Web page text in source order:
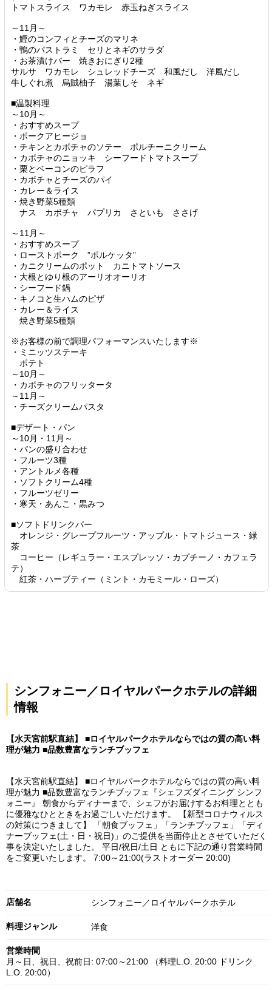
トマトスライス ワカモレ 赤玉ねぎスライス
～11月～
・鰹のコンフィとチーズのマリネ
・鴨のパストラミ セリとネギのサラダ
・お茶漬けバー 焼きおにぎり2種
サルサ ワカモレ シュレッドチーズ 和風だし 洋風だし
牛しぐれ煮 烏賊柚子 湯葉しそ ネギ
■温製料理
～10月～
・おすすめスープ
・ポークアヒージョ
・チキンとカボチャのソテー ポルチーニクリーム
・カボチャのニョッキ シーフードトマトスープ
・栗とベーコンのピラフ
・カボチャとチーズのパイ
・カレー＆ライス
・焼き野菜5種類
ナス カボチャ パプリカ さといも ささげ
～11月～
・おすすめスープ
・ローストポーク ”ポルケッタ”
・カニクリームのポット カニトマトソース
・大根とゆり根のアーリオオーリオ
・シーフード鍋
・キノコと生ハムのピザ
・カレー＆ライス
焼き野菜5種類
※お客様の前で調理パフォーマンスいたします※
・ミニッツステーキ
ポテト
～10月～
・カボチャのフリッタータ
～11月～
・チーズクリームパスタ
■デザート・パン
～10月・11月～
・パンの盛り合わせ
・フルーツ3種
・アントルメ各種
・ソフトクリーム4種
・フルーツゼリー
・寒天・あんこ・黒みつ
■ソフトドリンクバー
オレンジ・グレープフルーツ・アップル・トマトジュース・緑
茶
コーヒー（レギュラー・エスプレッソ・カプチーノ・カフェラ
テ）
紅茶・ハーブティー（ミント・カモミール・ローズ）
シンフォニー／ロイヤルパークホテルの詳細
情報
【水天宮前駅直結】 ■ロイヤルパークホテルならではの質の高い料
理が魅力 ■品数豊富なランチブッフェ
【水天宮前駅直結】 ■ロイヤルパークホテルならではの質の高い料
理が魅力 ■品数豊富なランチブッフェ『シェフズダイニング シンフ
ォニー』 朝食からディナーまで、シェフがお届けするお料理ととも
に優雅なひとときをお過ごしいただけます。 【新型コロナウィルス
の対策につきまして】 「朝食ブッフェ」「ランチブッフェ」「ディ
ナーブッフェ(土・日・祝日)」のご提供を当面停止とさせていただく
事を決定いたしました。 平日/祝日/土日 ともに下記の通り営業時間
をご変更いたします。 7:00～21:00(ラストオーダー 20:00)
店舗名 シンフォニー／ロイヤルパークホテル
料理ジャンル 洋食
営業時間
月～日、祝日、祝前日: 07:00～21:00 （料理L.O. 20:00 ドリンク
L.O. 20:00）